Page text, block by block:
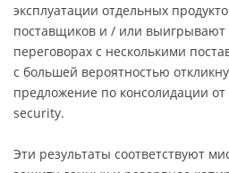
эксплуатации отдельных
поставщиков и / или выигрывают
переговорах с несколькими
с большей вероятностью
предложение по консолидации
security.
Эти результаты соответствуют